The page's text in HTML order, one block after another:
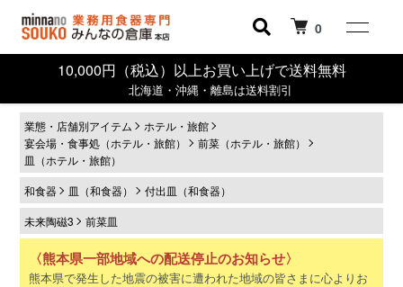
0
10,000円（税込）以上お買い上げで送料無料
北海道・沖縄・離島は送料割引
業態・店舗別アイテム
ホテル・旅館
宴会場・食事処（ホテル・旅館）
前菜（ホテル・旅館）
皿（ホテル・旅館）
和食器
皿（和食器）
付出皿（和食器）
未来陶磁3
前菜皿
〈熊本県一部地域への配送停止のお知らせ〉
熊本県で発生した地震の被害に遭われた地域の皆さまに心よりお